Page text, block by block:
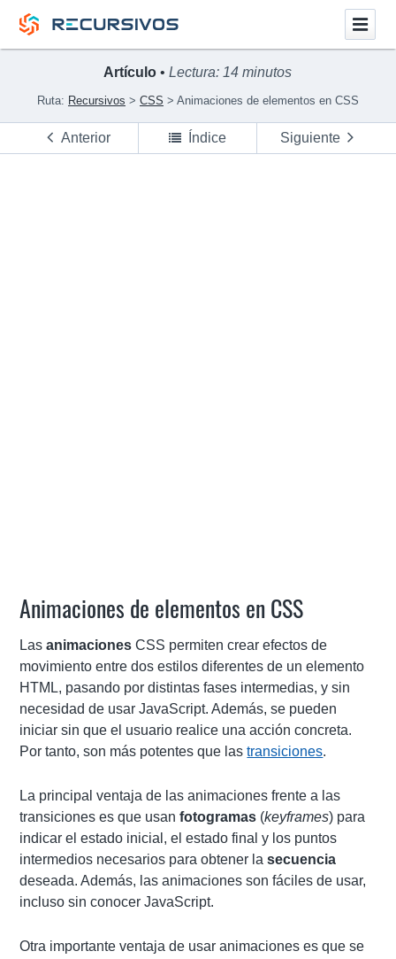
Artículo •Lectura: 14 minutos
Ruta: Recursivos CSS Animaciones de elementos en CSS
Anterior Índice Siguiente
Animaciones de elementos en CSS
Lasanimaciones CSS permiten crear efectos de
movimiento entre dos estilos diferentes de un elemento
HTML, pasando por distintas fases intermedias, y sin
necesidad de usar JavaScript. Además, se pueden
iniciar sin que el usuario realice una acción concreta.
Por tanto, son más potentes que lastransiciones.
La principal ventaja de las animaciones frente a las
transiciones es que usanfotogramas (keyframes) para
indicar el estado inicial, el estado final y los puntos
intermedios necesarios para obtener lasecuencia
deseada. Además, las animaciones son fáciles de usar,
incluso sin conocer JavaScript.
Otra importante ventaja de usar animaciones es que se